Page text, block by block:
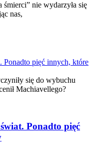
nie wydarzyła się
nas,
się do wybuchu
Machiavellego?
Ponadto pięć